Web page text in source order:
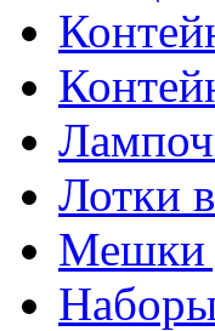
Лотки
Мешки